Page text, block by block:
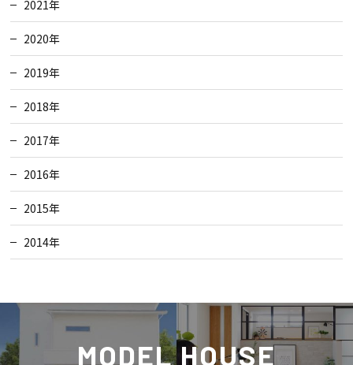
2021年
2020年
2019年
2018年
2017年
2016年
2015年
2014年
MODEL HOUSE